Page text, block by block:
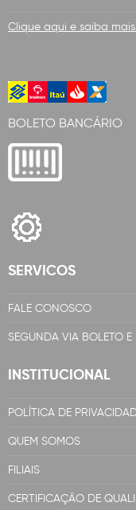
Clique aqui e saiba mais.
BOLETO BANCÁRIO
SERVICOS
FALE CONOSCO
SEGUNDA VIA BOLETO E
INSTITUCIONAL
POLÍTICA DE
QUEM SOMOS
FILIAIS
CERTIFICAÇÃO DE